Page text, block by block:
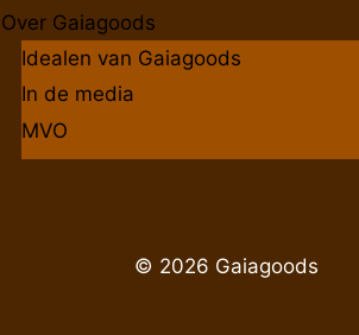
Over Gaiagoods
Idealen van Gaiagoods
In de media
MVO
© 2026 Gaiagoods